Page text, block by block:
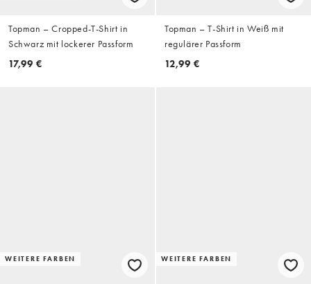
Topman – Cropped-T-Shirt in
Schwarz mit lockerer Passform
17,99 €
Topman – T-Shirt in Weiß mit
regulärer Passform
12,99 €
WEITERE FARBEN WEITERE FARBEN